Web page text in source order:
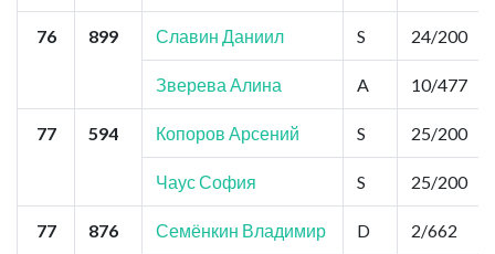
76 899 Славин Даниил S 24/200
Зверева Алина A 10/477
77 594 Копоров Арсений S 25/200
Чаус София S 25/200
77 876 Семёнкин Владимир D 2/662